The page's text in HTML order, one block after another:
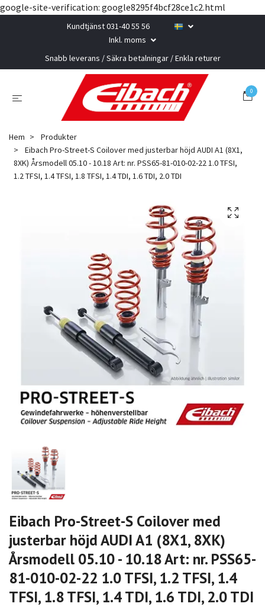
google-site-verification: google8295f4bcf28ce1c2.html
Kundtjänst 031-40 55 56
Inkl. moms
Snabb leverans / Säkra betalningar / Enkla returer
0
Hem
Produkter
Eibach Pro-Street-S Coilover med justerbar höjd AUDI A1 (8X1,
8XK) Årsmodell 05.10 - 10.18 Art: nr. PSS65-81-010-02-22 1.0 TFSI,
1.2 TFSI, 1.4 TFSI, 1.8 TFSI, 1.4 TDI, 1.6 TDI, 2.0 TDI
Eibach Pro-Street-S Coilover med
justerbar höjd AUDI A1 (8X1, 8XK)
Årsmodell 05.10 - 10.18 Art: nr. PSS65-
81-010-02-22 1.0 TFSI, 1.2 TFSI, 1.4
TFSI, 1.8 TFSI, 1.4 TDI, 1.6 TDI, 2.0 TDI